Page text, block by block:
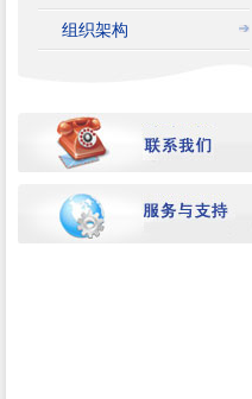
组织架构